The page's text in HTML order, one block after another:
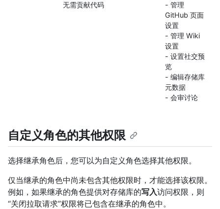
无需贡献代码
- 管理
GitHub 页面
设置
- 管理 Wiki
设置
- 设置社交预
览
- 编辑存储库
元数据
- 会审讨论
自定义角色的其他权限
选择继承角色后，您可以为自定义角色选择其他权限。
仅当继承的角色中尚未包含其他权限时，才能选择该权限。
例如，如果继承的角色提供对存储库的写入访问权限，则
“关闭拉取请求”权限将已包含在继承的角色中。